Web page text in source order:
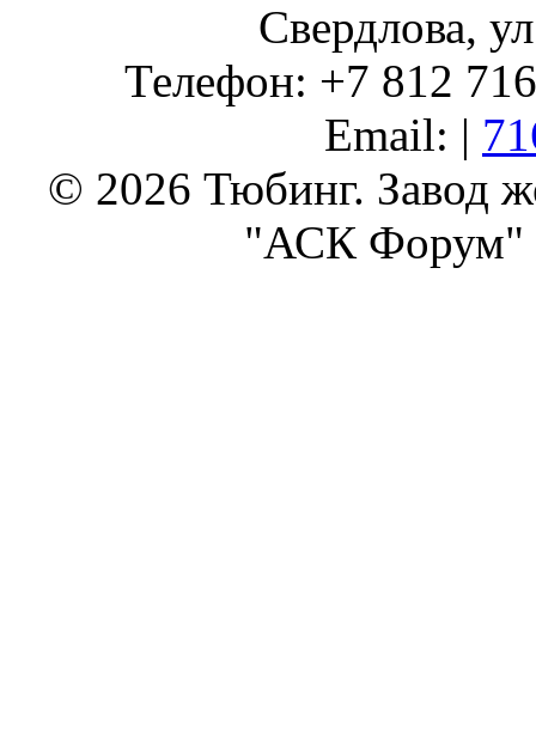
Свердлова,
Телефон: +7 812
Email: |
© 2026 Тюбинг. Завод
"АСК Форум"